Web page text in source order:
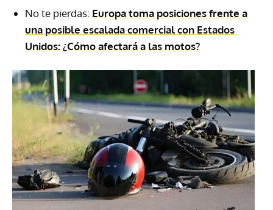
No te pierdas: Europa toma posiciones frente a
una posible escalada comercial con Estados
Unidos: ¿Cómo afectará a las motos?